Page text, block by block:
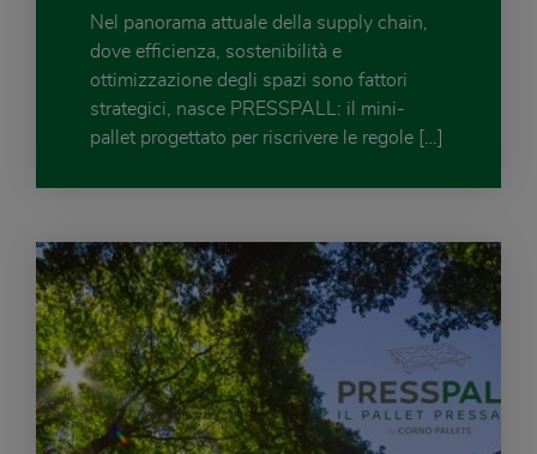
Nel panorama attuale della supply chain,
dove efficienza, sostenibilità e
ottimizzazione degli spazi sono fattori
strategici, nasce PRESSPALL: il mini-
pallet progettato per riscrivere le regole […]